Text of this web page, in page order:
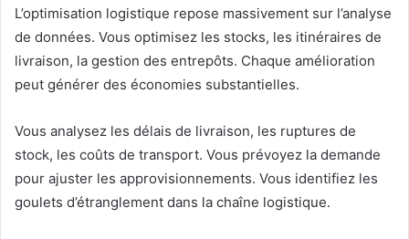
L’optimisation logistique repose massivement sur l’analyse
de données. Vous optimisez les stocks, les itinéraires de
livraison, la gestion des entrepôts. Chaque amélioration
peut générer des économies substantielles.
Vous analysez les délais de livraison, les ruptures de
stock, les coûts de transport. Vous prévoyez la demande
pour ajuster les approvisionnements. Vous identifiez les
goulets d’étranglement dans la chaîne logistique.